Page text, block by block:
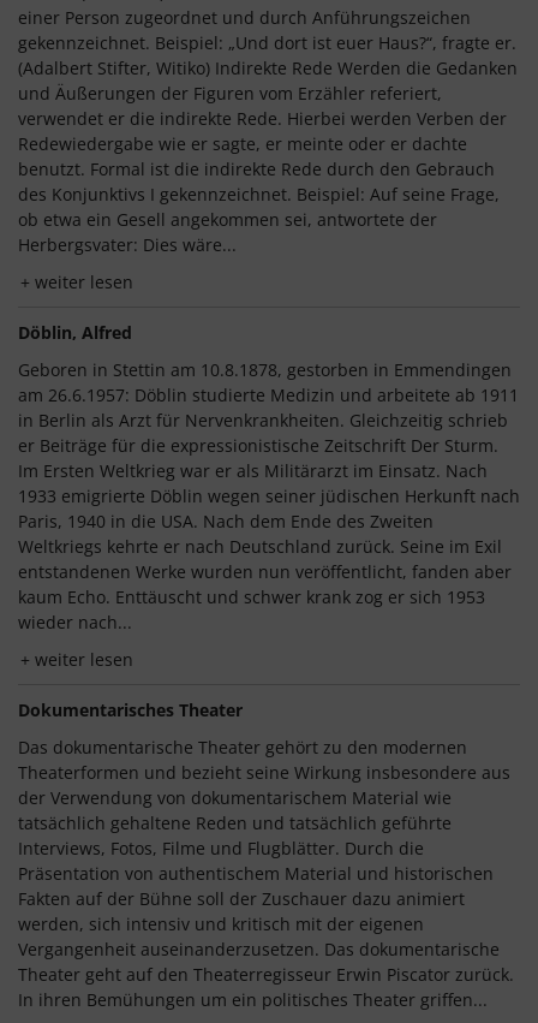
einer Person zugeordnet und durch Anführungszeichen
gekennzeichnet. Beispiel: „Und dort ist euer Haus?“, fragte er.
(Adalbert Stifter, Witiko) Indirekte Rede Werden die Gedanken
und Äußerungen der Figuren vom Erzähler referiert,
verwendet er die indirekte Rede. Hierbei werden Verben der
Redewiedergabe wie er sagte, er meinte oder er dachte
benutzt. Formal ist die indirekte Rede durch den Gebrauch
des Konjunktivs I gekennzeichnet. Beispiel: Auf seine Frage,
ob etwa ein Gesell angekommen sei, antwortete der
Herbergsvater: Dies wäre...
weiter lesen
Döblin, Alfred
Geboren in Stettin am 10.8.1878, gestorben in Emmendingen
am 26.6.1957: Döblin studierte Medizin und arbeitete ab 1911
in Berlin als Arzt für Nervenkrankheiten. Gleichzeitig schrieb
er Beiträge für die expressionistische Zeitschrift Der Sturm.
Im Ersten Weltkrieg war er als Militärarzt im Einsatz. Nach
1933 emigrierte Döblin wegen seiner jüdischen Herkunft nach
Paris, 1940 in die USA. Nach dem Ende des Zweiten
Weltkriegs kehrte er nach Deutschland zurück. Seine im Exil
entstandenen Werke wurden nun veröffentlicht, fanden aber
kaum Echo. Enttäuscht und schwer krank zog er sich 1953
wieder nach...
weiter lesen
Dokumentarisches Theater
Das dokumentarische Theater gehört zu den modernen
Theaterformen und bezieht seine Wirkung insbesondere aus
der Verwendung von dokumentarischem Material wie
tatsächlich gehaltene Reden und tatsächlich geführte
Interviews, Fotos, Filme und Flugblätter. Durch die
Präsentation von authentischem Material und historischen
Fakten auf der Bühne soll der Zuschauer dazu animiert
werden, sich intensiv und kritisch mit der eigenen
Vergangenheit auseinanderzusetzen. Das dokumentarische
Theater geht auf den Theaterregisseur Erwin Piscator zurück.
In ihren Bemühungen um ein politisches Theater griffen...